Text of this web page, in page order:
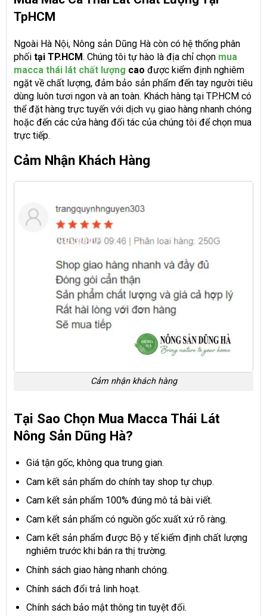
TpHCM
Ngoài Hà Nội, Nông sản Dũng Hà còn có hệ thống phân
phối tại TP.HCM. Chúng tôi tự hào là địa chỉ chọn mua
macca thái lát chất lượng cao được kiểm định nghiêm
ngặt về chất lượng, đảm bảo sản phẩm đến tay người tiêu
dùng luôn tươi ngon và an toàn. Khách hàng tại TP.HCM có
thể đặt hàng trực tuyến với dịch vụ giao hàng nhanh chóng
hoặc đến các cửa hàng đối tác của chúng tôi để chọn mua
trực tiếp.
Cảm Nhận Khách Hàng
Cảm nhận khách hàng
Tại Sao Chọn Mua Macca Thái Lát
Nông Sản Dũng Hà?
Giá tận gốc, không qua trung gian.
Cam kết sản phẩm do chính tay shop tự chụp.
Cam kết sản phẩm 100% đúng mô tả bài viết.
Cam kết sản phẩm có nguồn gốc xuất xứ rõ ràng.
Cam kết sản phẩm được Bộ y tế kiểm định chất lượng
nghiêm trước khi bán ra thị trường.
Chính sách giao hàng nhanh chóng.
Chính sách đổi trả linh hoạt.
Chính sách bảo mật thông tin tuyệt đối.